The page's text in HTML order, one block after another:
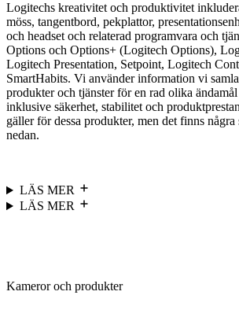
Logitechs kreativitet och produktivitet
möss, tangentbord, pekplattor,
och headset och relaterad programvara och
Options och Options+ (Logitech Options),
Logitech Presentation, Setpoint, Logitech
SmartHabits. Vi använder information vi
produkter och tjänster för en rad olika
inklusive säkerhet, stabilitet och
gäller för dessa produkter, men det finns
nedan.
LÄS MER
LÄS MER
Kameror och produkter